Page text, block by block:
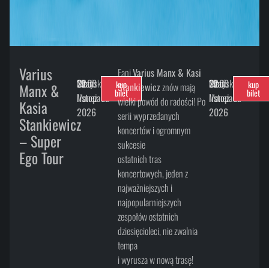
Varius
Manx &
Kasia
Stankiewicz
– Super
Ego Tour
22
listopada
2026
19:00
Stary
Maneż
Gdańsk kup
bilet
FaniVarius Manx & Kasi
Stankiewiczznów mają
wielki powód do radości! Po
serii wyprzedanych
koncertów i ogromnym
sukcesie
ostatnich tras
koncertowych, jeden z
najważniejszych i
najpopularniejszych
zespołów ostatnich
dziesięcioleci, nie zwalnia
tempa
i wyrusza w nową trasę!
22
listopada
2026
19:00
Stary
Maneż
Gdańsk kup
bilet